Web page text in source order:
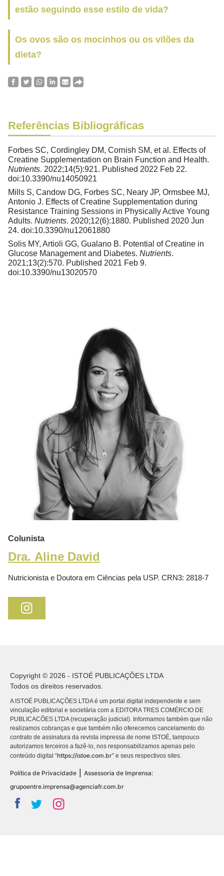
Colunista
Dra. Aline David
Nutricionista e Doutora em Ciências pela USP. CRN3: 2818-7
estão seguindo esse estilo de vida?
Os ovos são os mocinhos ou os vilões da
dieta?
Referências Bibliográficas
Forbes SC, Cordingley DM, Cornish SM, et al. Effects of
Creatine Supplementation on Brain Function and Health.
Nutrients. 2022;14(5):921. Published 2022 Feb 22.
doi:10.3390/nu14050921
Mills S, Candow DG, Forbes SC, Neary JP, Ormsbee MJ,
Antonio J. Effects of Creatine Supplementation during
Resistance Training Sessions in Physically Active Young
Adults. Nutrients. 2020;12(6):1880. Published 2020 Jun
24. doi:10.3390/nu12061880
Solis MY, Artioli GG, Gualano B. Potential of Creatine in
Glucose Management and Diabetes. Nutrients.
2021;13(2):570. Published 2021 Feb 9.
doi:10.3390/nu13020570
Copyright © 2026 - ISTOÉ PUBLICAÇÕES LTDA
Todos os direitos reservados.
A ISTOÉ PUBLICAÇÕES LTDA é um portal digital independente e sem
vinculação editorial e societária com a EDITORA TRES COMÉRCIO DE
PUBLICACÕES LTDA (recuperação judicial). Informamos também que não
realizamos cobranças e que também não oferecemos cancelamento do
contrato de assinatura da revista impressa de nome ISTOÉ, tampouco
autorizamos terceiros a fazê-lo, nos responsabilizamos apenas pelo
conteúdo digital “https://istoe.com.br” e seus respectivos sites.
Política de Privacidade | Assessoria de Imprensa:
grupoentre.imprensa@agenciafr.com.br